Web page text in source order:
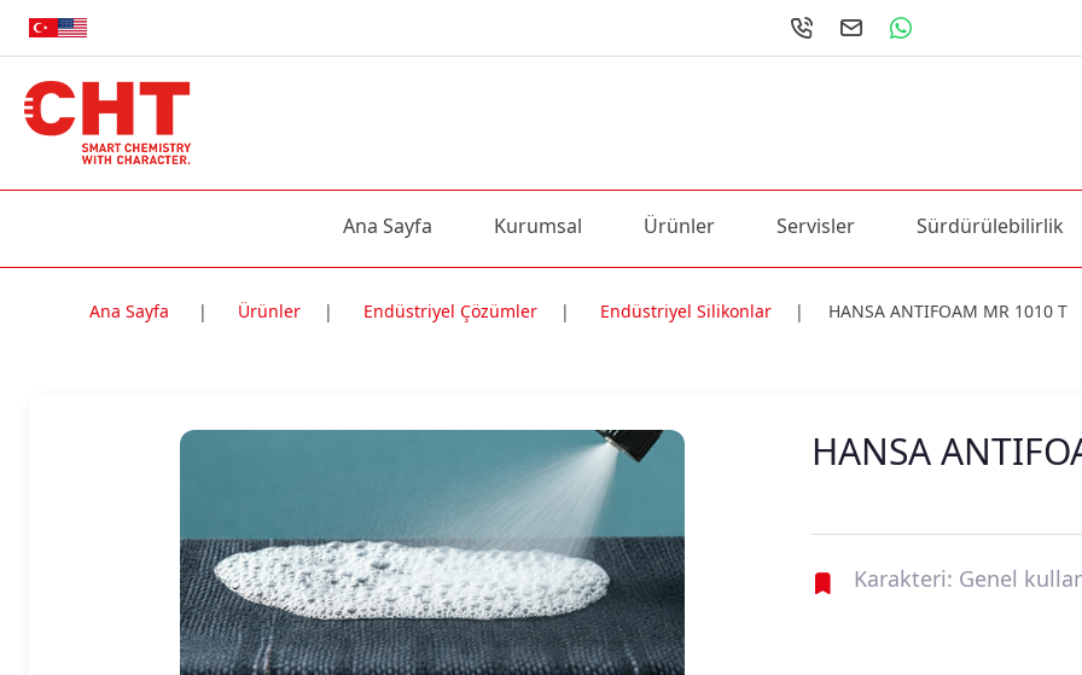
Ana Sayfa Kurumsal Ürünler Servisler Sürdürülebilirlik
Ana Sayfa | Ürünler | Endüstriyel Çözümler | Endüstriyel Silikonlar | HANSA ANTIFOAM MR 1010 T
HANSA
Karakteri: Genel